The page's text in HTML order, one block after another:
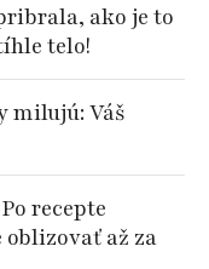
ako je to
telo!
milujú: Váš
recepte
až za